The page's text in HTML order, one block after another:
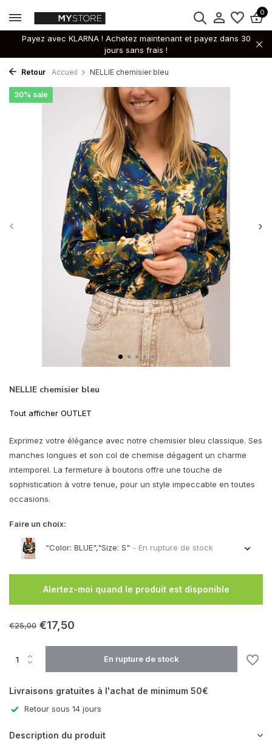
0
Payez avec KLARNA ! Achetez maintenant et payez dans 30
jours sans frais !
Retour Accueil NELLIE chemisier bleu
NELLIE chemisier bleu
30% sale
Tout afficher OUTLET
Exprimez votre élégance avec notre chemisier bleu classique. Ses
manches longues et son col de chemise dégagent un charme
intemporel. La fermeture à boutons offre une touche de
sophistication à votre tenue, pour un style impeccable en toutes
occasions.
Faire un choix:
"Color: BLUE","Size: S" - En rupture de stock
En rupture de stock
En rupture de stock
En rupture de stock
Alertez-moi quand le produit est disponible
€25,00 €17,50
En rupture de stock
Livraisons gratuites à l'achat de minimum 50€
Retour sous 14 jours
Description du produit